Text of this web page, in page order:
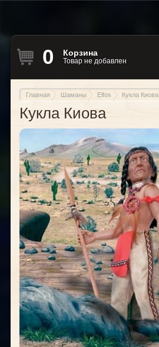
Главная Шаманы Elfos Кукла Киова
Кукла Киова
Корзина
0 Товар не добавлен